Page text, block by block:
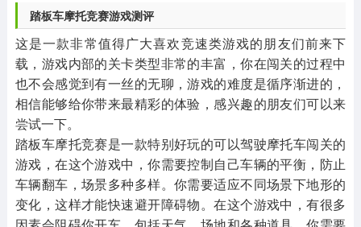
踏板车摩托竞赛游戏测评
这是一款非常值得广大喜欢竞速类游戏的朋友们前来下
载，游戏内部的关卡类型非常的丰富，你在闯关的过程中
也不会感觉到有一丝的无聊，游戏的难度是循序渐进的，
相信能够给你带来最精彩的体验，感兴趣的朋友们可以来
尝试一下。
踏板车摩托竞赛是一款特别好玩的可以驾驶摩托车闯关的
游戏，在这个游戏中，你需要控制自己车辆的平衡，防止
车辆翻车，场景多种多样。你需要适应不同场景下地形的
变化，这样才能快速避开障碍物。在这个游戏中，有很多